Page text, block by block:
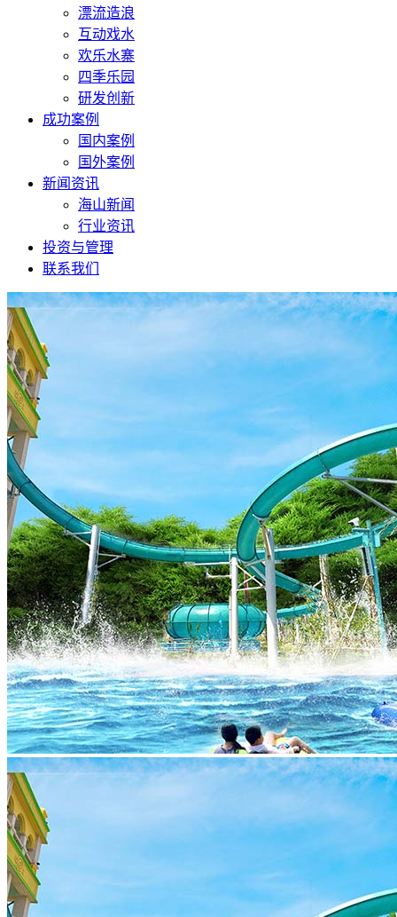
漂流造浪
互动戏水
欢乐水寨
四季乐园
研发创新
成功案例
国内案例
国外案例
新闻资讯
海山新闻
行业资讯
投资与管理
联系我们